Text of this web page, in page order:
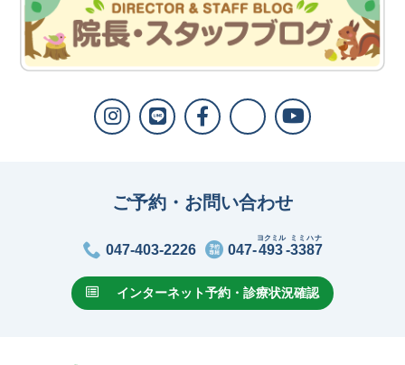
ご予約・お問い合わせ
047-403-2226 047-493
ヨクミル
-3387
ミミハナ
インターネット予約・診療状況確認